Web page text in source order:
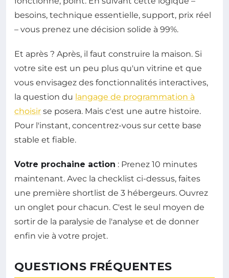
besoins, technique essentielle, support, prix réel
– vous prenez une décision solide à 99%.
Et après ? Après, il faut construire la maison. Si
votre site est un peu plus qu'un vitrine et que
vous envisagez des fonctionnalités interactives,
la question du langage de programmation à
choisir se posera. Mais c'est une autre histoire.
Pour l'instant, concentrez-vous sur cette base
stable et fiable.
Votre prochaine action : Prenez 10 minutes
maintenant. Avec la checklist ci-dessus, faites
une première shortlist de 3 hébergeurs. Ouvrez
un onglet pour chacun. C'est le seul moyen de
sortir de la paralysie de l'analyse et de donner
enfin vie à votre projet.
QUESTIONS FRÉQUENTES